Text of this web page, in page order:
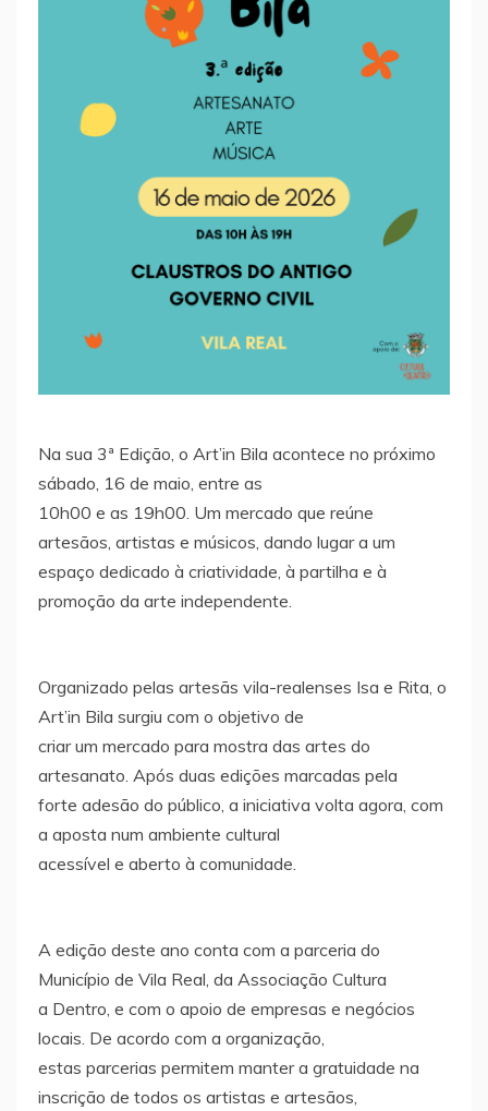
Na sua 3ª Edição, o Art’in Bila acontece no próximo
sábado, 16 de maio, entre as
10h00 e as 19h00. Um mercado que reúne
artesãos, artistas e músicos, dando lugar a um
espaço dedicado à criatividade, à partilha e à
promoção da arte independente.
Organizado pelas artesãs vila-realenses Isa e Rita, o
Art’in Bila surgiu com o objetivo de
criar um mercado para mostra das artes do
artesanato. Após duas edições marcadas pela
forte adesão do público, a iniciativa volta agora, com
a aposta num ambiente cultural
acessível e aberto à comunidade.
A edição deste ano conta com a parceria do
Município de Vila Real, da Associação Cultura
a Dentro, e com o apoio de empresas e negócios
locais. De acordo com a organização,
estas parcerias permitem manter a gratuidade na
inscrição de todos os artistas e artesãos,